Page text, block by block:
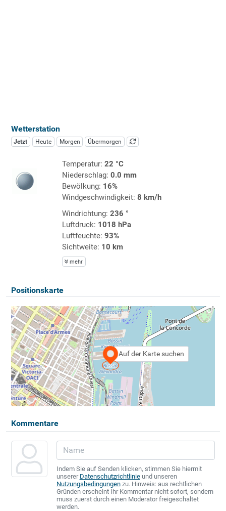
Wetterstation
Jetzt Heute Morgen Übermorgen
Temperatur: 22 °C
Niederschlag: 0.0 mm
Bewölkung: 16%
Windgeschwindigkeit: 8 km/h
Windrichtung: 236 °
Luftdruck: 1018 hPa
Luftfeuchte: 93%
Sichtweite: 10 km
mehr
Positionskarte
Auf der Karte suchen
Kommentare
Indem Sie auf Senden klicken, stimmen Sie hiermit
unserer Datenschutzrichtlinieund unseren
Nutzungsbedingungenzu. Hinweis: aus rechtlichen
Gründen erscheint Ihr Kommentar nicht sofort, sondern
muss zuerst durch einen Moderator freigeschaltet
werden.